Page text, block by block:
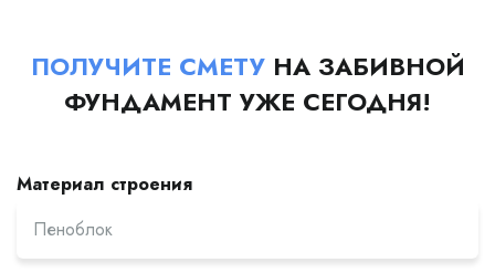
ПОЛУЧИТЕ СМЕТУНА ЗАБИВНОЙ
ФУНДАМЕНТ УЖЕ СЕГОДНЯ!
Материал строения